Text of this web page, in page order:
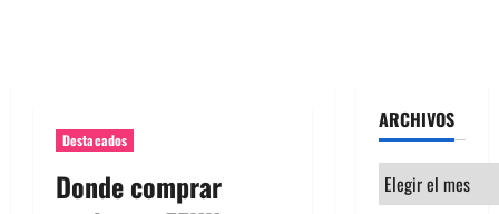
Destacados
Donde comprar
ARCHIVOS
Archivos